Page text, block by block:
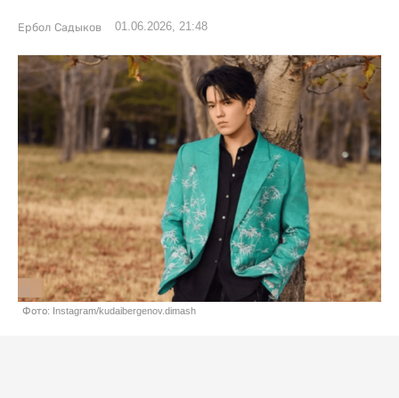
Ербол Садыков 01.06.2026, 21:48
Фото: Instagram/kudaibergenov.dimash